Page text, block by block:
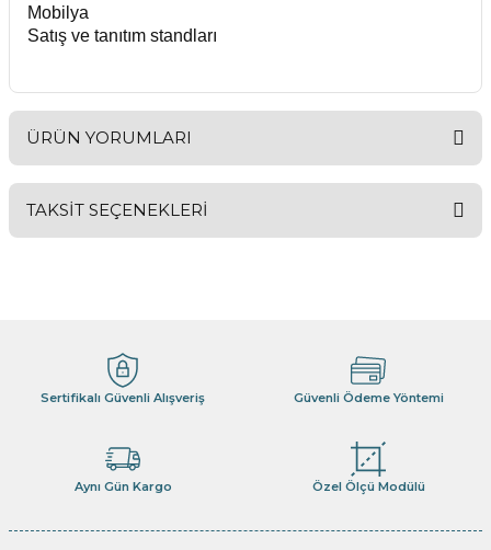
Mobilya
Satış ve tanıtım standları
ÜRÜN YORUMLARI
TAKSİT SEÇENEKLERİ
Sertifikalı Güvenli Alışveriş Güvenli Ödeme Yöntemi
Aynı Gün Kargo Özel Ölçü Modülü